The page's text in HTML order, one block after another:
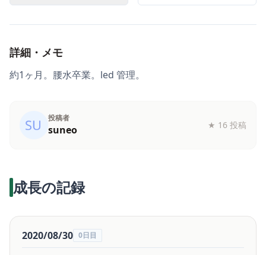
詳細・メモ
約1ヶ月。腰水卒業。led 管理。
投稿者
suneo ★ 16 投稿
成長の記録
2020/08/30 0日目